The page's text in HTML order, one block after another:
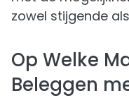
zowel stijgende
Op Welke
Beleggen